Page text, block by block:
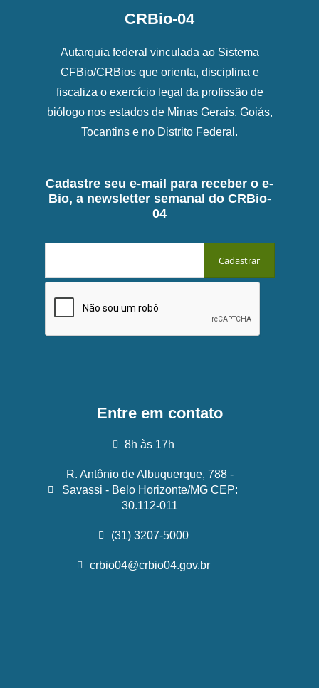
CRBio-04
Autarquia federal vinculada ao Sistema
CFBio/CRBios que orienta, disciplina e
fiscaliza o exercício legal da profissão de
biólogo nos estados de Minas Gerais, Goiás,
Tocantins e no Distrito Federal.
Cadastre seu e-mail para receber o e-
Bio, a newsletter semanal do CRBio-
04
Entre em contato
8h às 17h
R. Antônio de Albuquerque, 788 -
Savassi - Belo Horizonte/MG CEP:
30.112-011
(31) 3207-5000
crbio04@crbio04.gov.br